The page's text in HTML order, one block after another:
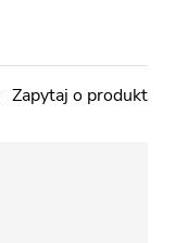
Zapytaj o produkt